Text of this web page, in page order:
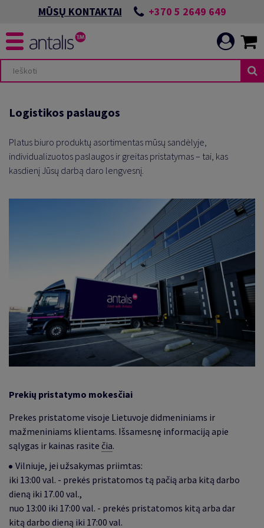
MŪSŲ KONTAKTAI +370 5 2649 649
Logistikos paslaugos
Platus biuro produktų asortimentas mūsų sandėlyje,
individualizuotos paslaugos ir greitas pristatymas – tai, kas
kasdienį Jūsų darbą daro lengvesnį.
Prekių pristatymo mokesčiai
Prekes pristatome visoje Lietuvoje didmeniniams ir
mažmeniniams klientams. Išsamesnę informaciją apie
sąlygas ir kainas rasite čia.
Vilniuje, jei užsakymas priimtas:
iki 13:00 val. - prekės pristatomos tą pačią arba kitą darbo
dieną iki 17.00 val.,
nuo 13:00 iki 17:00 val. - prekės pristatomos kitą arba dar
kitą darbo dieną iki 17:00 val.